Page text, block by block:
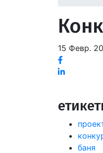
15 Февр.
баня